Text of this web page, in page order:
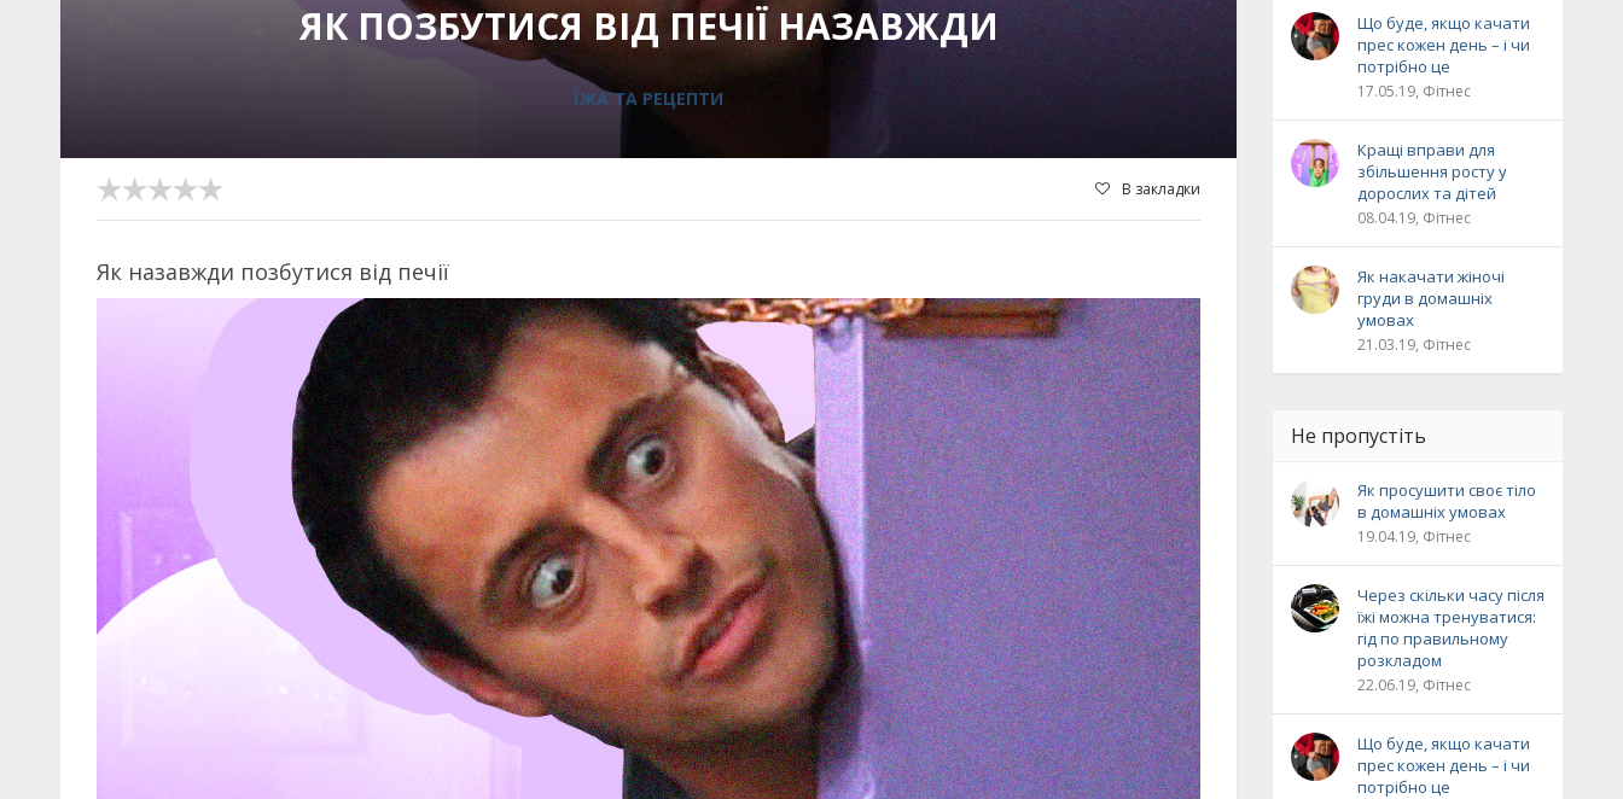
ЯК ПОЗБУТИСЯ ВІД ПЕЧІЇ НАЗАВЖДИ
ЇЖА ТА РЕЦЕПТИ
В закладки
Як назавжди позбутися від печії
Що буде, якщо качати
прес кожен день – і чи
потрібно це
17.05.19, Фітнес
Кращі вправи для
збільшення росту у
дорослих та дітей
08.04.19, Фітнес
Як накачати жіночі
груди в домашніх
умовах
21.03.19, Фітнес
Не пропустіть
Як просушити своє тіло
в домашніх умовах
19.04.19, Фітнес
Через скільки часу після
їжі можна тренуватися:
гід по правильному
розкладом
22.06.19, Фітнес
Що буде, якщо качати
прес кожен день – і чи
потрібно це